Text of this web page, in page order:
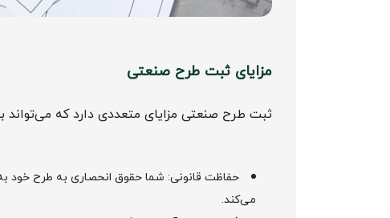
مزایای ثبت طرح صنعتی
ثبت طرح صنعتی مزایای متعددی دارد که
حفاظت قانونی: شما حقوق انحصاری به طرح خود
می‌کند.